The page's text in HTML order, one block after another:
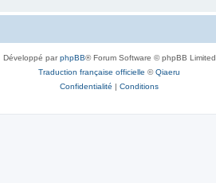
Développé parphpBB® Forum Software © phpBB Limited
Traduction française officielle ©Qiaeru
Confidentialité | Conditions